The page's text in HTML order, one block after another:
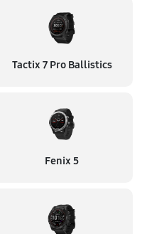
Tactix 7 Pro Ballistics
Fenix 5